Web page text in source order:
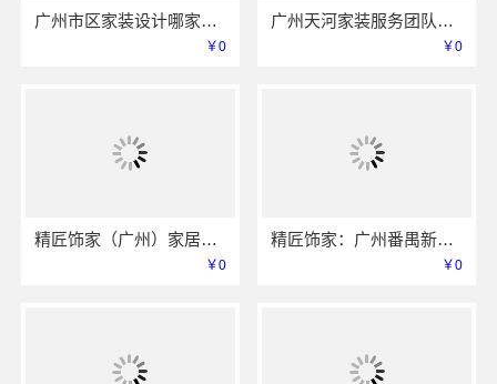
广州市区家装设计哪家好？精匠饰家毛坯房设计专家
￥0
广州天河家装服务团队精装房改造？精匠饰家省心之选
￥0
精匠饰家（广州）家居建材有限公司：广州全屋装修整装专家
￥0
精匠饰家：广州番禺新房家装装修价格参考
￥0